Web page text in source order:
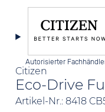
Citizen
Eco-Drive
Artikel-Nr.: 8418
Autorisierter